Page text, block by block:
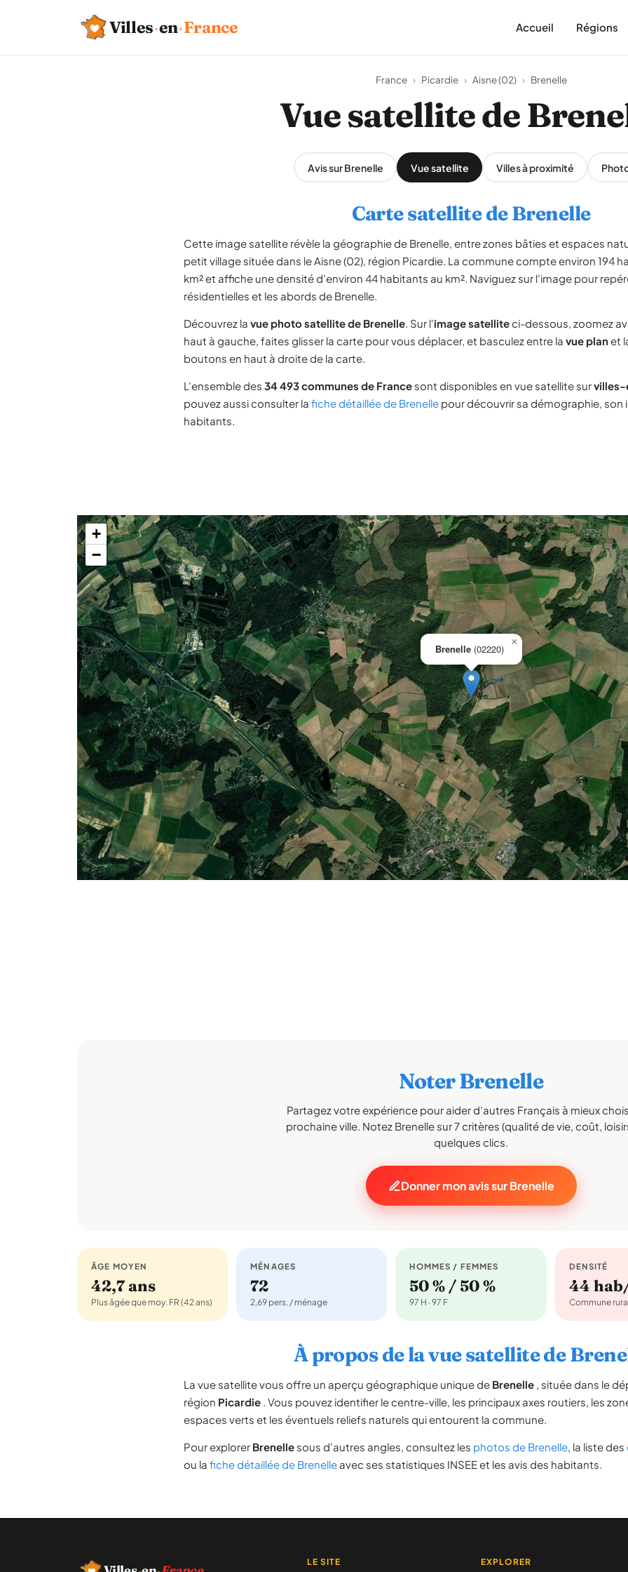
Villes·en·France Accueil Régions
France › Picardie › Aisne (02) › Brenelle
Vue satellite de
Avis sur Brenelle Vue satellite Villes à proximité
Carte satellite de Brenelle
Cette image satellite révèle la géographie de Brenelle, entre zones bâties et espaces
petit village située dans le Aisne (02), région Picardie. La commune compte environ 194
km² et affiche une densité d'environ 44 habitants au km². Naviguez sur l'image pour
résidentielles et les abords de Brenelle.
Découvrez la vue photo satellite de Brenelle. Sur l'image satelliteci-dessous, zoomez
haut à gauche, faites glisser la carte pour vous déplacer, et basculez entre la vue planet
boutons en haut à droite de la carte.
L'ensemble des 34 493 communes de France sont disponibles en vue satellite sur
pouvez aussi consulter la fiche détaillée de Brenelle pour découvrir sa démographie, son
habitants.
Brenelle (02220)
×
+
−
Noter Brenelle
Partagez votre expérience pour aider d'autres Français à mieux
prochaine ville. Notez Brenelle sur 7 critères (qualité de vie, coût,
quelques clics.
Donner mon avis sur Brenelle
ÂGE MOYEN
42,7 ans
Plus âgée que moy. FR (42 ans)
MÉNAGES
72
2,69 pers. / ménage
HOMMES / FEMMES
50 % / 50 %
97 H · 97 F
DENSITÉ
44
Commune
À propos de la vue satellite de
La vue satellite vous offre un aperçu géographique unique de Brenelle , située dans le
région Picardie . Vous pouvez identifier le centre-ville, les principaux axes routiers, les
espaces verts et les éventuels reliefs naturels qui entourent la commune.
Pour explorer Brenelle sous d'autres angles, consultez les photos de Brenelle, la liste des
ou la fiche détaillée de Brenelle avec ses statistiques INSEE et les avis des habitants.
LE SITE EXPLORER